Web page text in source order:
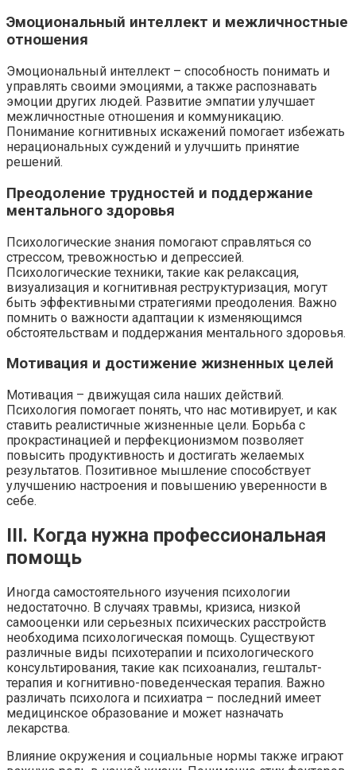
Эмоциональный интеллект и межличностные
отношения
Эмоциональный интеллект – способность понимать и
управлять своими эмоциями, а также распознавать
эмоции других людей. Развитие эмпатии улучшает
межличностные отношения и коммуникацию.
Понимание когнитивных искажений помогает избежать
нерациональных суждений и улучшить принятие
решений.
Преодоление трудностей и поддержание
ментального здоровья
Психологические знания помогают справляться со
стрессом, тревожностью и депрессией.
Психологические техники, такие как релаксация,
визуализация и когнитивная реструктуризация, могут
быть эффективными стратегиями преодоления. Важно
помнить о важности адаптации к изменяющимся
обстоятельствам и поддержания ментального здоровья.
Мотивация и достижение жизненных целей
Мотивация – движущая сила наших действий.
Психология помогает понять, что нас мотивирует, и как
ставить реалистичные жизненные цели. Борьба с
прокрастинацией и перфекционизмом позволяет
повысить продуктивность и достигать желаемых
результатов. Позитивное мышление способствует
улучшению настроения и повышению уверенности в
себе.
III. Когда нужна профессиональная
помощь
Иногда самостоятельного изучения психологии
недостаточно. В случаях травмы, кризиса, низкой
самооценки или серьезных психических расстройств
необходима психологическая помощь. Существуют
различные виды психотерапии и психологического
консультирования, такие как психоанализ, гештальт-
терапия и когнитивно-поведенческая терапия. Важно
различать психолога и психиатра – последний имеет
медицинское образование и может назначать
лекарства.
Влияние окружения и социальные нормы также играют